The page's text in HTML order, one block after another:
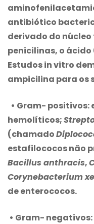
antibiótico
derivado do
penicilinas, o
Estudos in vitro
ampicilina para os
• Gram- positivos:
hemolíticos;
(chamado
estafilococos não
Bacillus anthracis,
Corynebacterium
de enterococos.
• Gram- negativos: